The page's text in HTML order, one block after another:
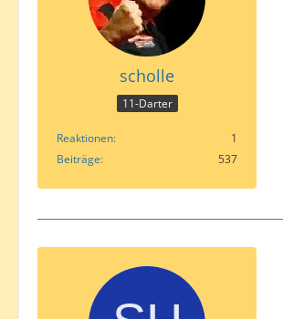
scholle
11-Darter
Reaktionen
1
Beiträge
537